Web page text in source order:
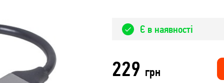
Є в наявності
229 грн